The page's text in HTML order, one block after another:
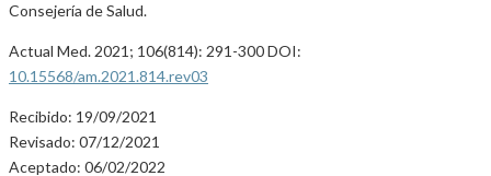
Consejería de Salud.
Actual Med. 2021; 106(814): 291-300 DOI:
10.15568/am.2021.814.rev03
Recibido: 19/09/2021
Revisado: 07/12/2021
Aceptado: 06/02/2022